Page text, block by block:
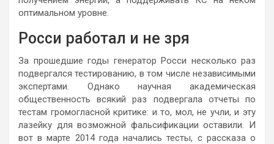
оптимальном уровне.
Росси работал и не зря
За прошедшие годы генератор Росси несколько раз
подвергался тестированию, в том числе независимыми
экспертами. Однако научная академическая
общественность всякий раз подвергала отчеты по
тестам громогласной критике: и то, мол, не учли, и эту
лазейку для возможной фальсификации оставили. И
вот в марте 2014 года начались тесты, с рассказа о